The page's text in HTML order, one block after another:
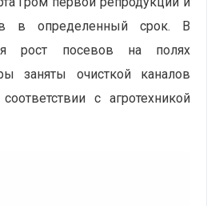
в определенный срок. В
рост посевов на полях
заняты очисткой каналов
с агротехникой